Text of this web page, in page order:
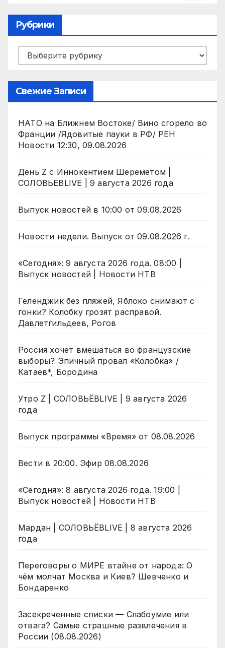
Рубрики
Рубрики
Свежие Записи
НАТО на Ближнем Востоке/ Вино сгорело во
Франции /Ядовитые пауки в РФ/ РЕН
Новости 12:30, 09.08.2026
День Z с Иннокентием Шереметом |
СОЛОВЬЁВLIVE | 9 августа 2026 года
Выпуск новостей в 10:00 от 09.08.2026
Новости недели. Выпуск от 09.08.2026 г.
«Сегодня»: 9 августа 2026 года. 08:00 |
Выпуск новостей | Новости НТВ
Геленджик без пляжей, Яблоко снимают с
гонки? Колобку грозят расправой.
Давлетгильдеев, Рогов
Россия хочет вмешаться во французские
выборы? Эпичный провал «Колобка» /
Катаев*, Бородина
Утро Z | СОЛОВЬЁВLIVE | 9 августа 2026
года
Выпуск программы «Время» от 08.08.2026
Вести в 20:00. Эфир 08.08.2026
«Сегодня»: 8 августа 2026 года. 19:00 |
Выпуск новостей | Новости НТВ
Мардан | СОЛОВЬЁВLIVE | 8 августа 2026
года
Переговоры о МИРЕ втайне от народа: О
чём молчат Москва и Киев? Шевченко и
Бондаренко
Засекреченные списки — Слабоумие или
отвага? Самые страшные развлечения в
России (08.08.2026)